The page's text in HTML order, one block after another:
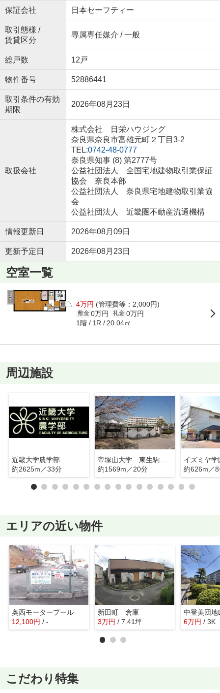
保証会社 日本セーフティー
取引態様 /
賃貸区分
専属専任媒介 / 一般
総戸数 12戸
物件番号 52886441
取引条件の有効
期限
2026年08月23日
取扱会社
株式会社 日栄ハウジング
奈良県奈良市富雄元町２丁目3-2
TEL:0742-48-0777
奈良県知事 (8) 第2777号
公益社団法人 全国宅地建物取引業保証
協会 奈良本部
公益社団法人 奈良県宅地建物取引業協
会
公益社団法人 近畿圏不動産流通機構
情報更新日 2026年08月09日
更新予定日 2026年08月23日
空室一覧
4万円 (管理費等：2,000円)
敷金 0万円 礼金 0万円
1階 1R 20.04㎡
周辺施設
近畿大学農学部
約2625m／33分
帝塚山大学 東生駒キャンパス
約1569m／20分
イズミヤ学
約626m／
エリアの近い物件
奥西モータープール
12,100円 / -
新田町 倉庫
3万円 / 7.41坪
中登美団地
6万円 / 3K
こだわり特集